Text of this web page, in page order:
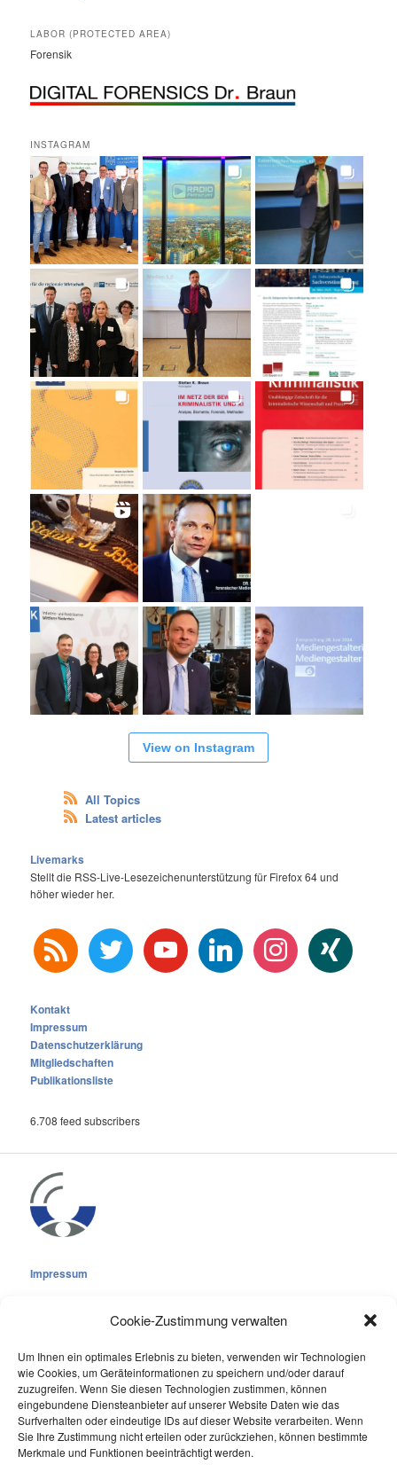
Cookie-Zustimmung verwalten
Um Ihnen ein optimales Erlebnis zu bieten, verwenden wir Technologien
wie Cookies, um Geräteinformationen zu speichern und/oder darauf
zuzugreifen. Wenn Sie diesen Technologien zustimmen, können
eingebundene Diensteanbieter auf unserer Website Daten wie das
Surfverhalten oder eindeutige IDs auf dieser Website verarbeiten. Wenn
Sie Ihre Zustimmung nicht erteilen oder zurückziehen, können bestimmte
Merkmale und Funktionen beeinträchtigt werden.
LABOR (PROTECTED AREA)
Forensik
INSTAGRAM
View on Instagram
All Topics
Latest articles
Livemarks
Stellt die RSS-Live-Lesezeichenunterstützung für Firefox 64 und
höher wieder her.
rss twitter youtube linkedin instagram xing
Kontakt
Impressum
Datenschutzerklärung
Mitgliedschaften
Publikationsliste
6.708 feed subscribers
Impressum
Cookie-Richtlinie (EU)
Datenschutzerklärung
Online Visitors:0